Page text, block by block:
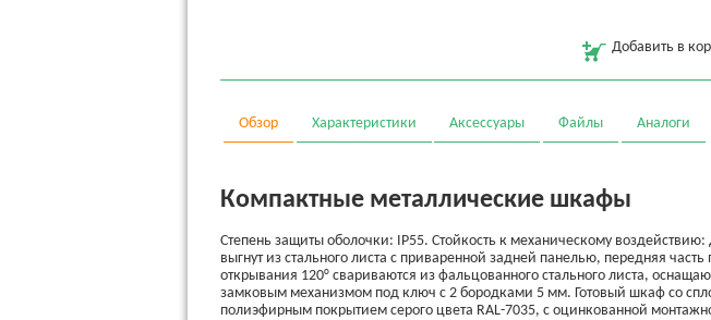
Добавить в
Обзор Характеристики Аксессуары Файлы Аналоги
Компактные металлические шкафы
Степень защиты оболочки: IP55. Стойкость к механическому
выгнут из стального листа с приваренной задней панелью, передняя
открывания 120° свариваются из фальцованного стального листа,
замковым механизмом под ключ с 2 бородками 5 мм. Готовый шкаф со
полиэфирным покрытием серого цвета RAL-7035, с оцинкованной